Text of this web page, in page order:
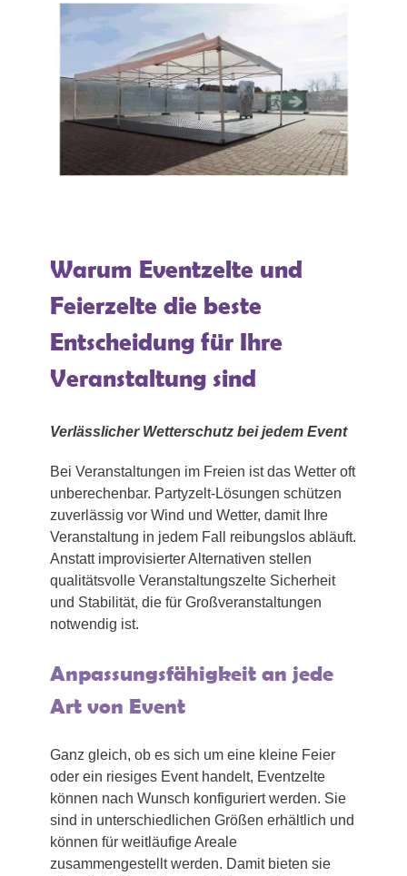
Warum Eventzelte und
Feierzelte die beste
Entscheidung für Ihre
Veranstaltung sind
Verlässlicher Wetterschutz bei jedem Event
Bei Veranstaltungen im Freien ist das Wetter oft
unberechenbar. Partyzelt-Lösungen schützen
zuverlässig vor Wind und Wetter, damit Ihre
Veranstaltung in jedem Fall reibungslos abläuft.
Anstatt improvisierter Alternativen stellen
qualitätsvolle Veranstaltungszelte Sicherheit
und Stabilität, die für Großveranstaltungen
notwendig ist.
Anpassungsfähigkeit an jede
Art von Event
Ganz gleich, ob es sich um eine kleine Feier
oder ein riesiges Event handelt, Eventzelte
können nach Wunsch konfiguriert werden. Sie
sind in unterschiedlichen Größen erhältlich und
können für weitläufige Areale
zusammengestellt werden. Damit bieten sie